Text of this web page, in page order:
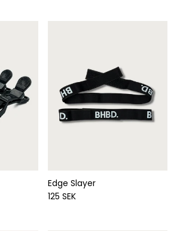
Edge Slayer
Ordinarie pris
125 SEK